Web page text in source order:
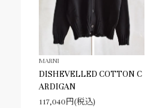
MARNI
DISHEVELLED COTTON C
ARDIGAN
117,040円(税込)